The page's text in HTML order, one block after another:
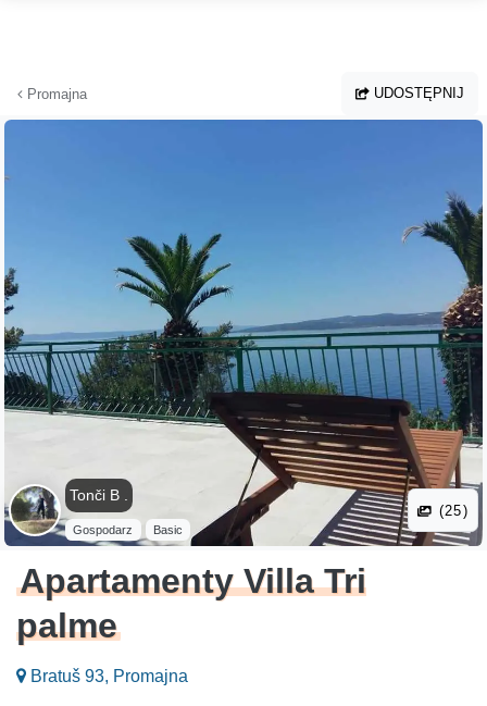
Promajna UDOSTĘPNIJ
Tonči B .
Gospodarz Basic
(25)
Apartamenty Villa Tri
palme
Bratuš 93, Promajna